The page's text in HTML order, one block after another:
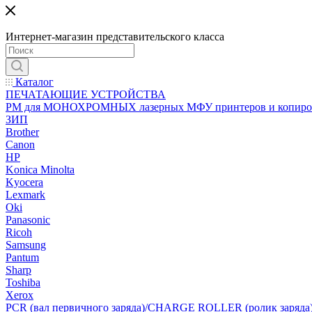
Интернет-магазин представительского класса
Каталог
ПЕЧАТАЮЩИЕ УСТРОЙСТВА
РМ для МОНОХРОМНЫХ лазерных МФУ принтеров и
ЗИП
Brother
Canon
HP
Konica Minolta
Kyocera
Lexmark
Oki
Panasonic
Ricoh
Samsung
Pantum
Sharp
Toshiba
Xerox
PCR (вал первичного заряда)/CHARGE ROLLER (ролик